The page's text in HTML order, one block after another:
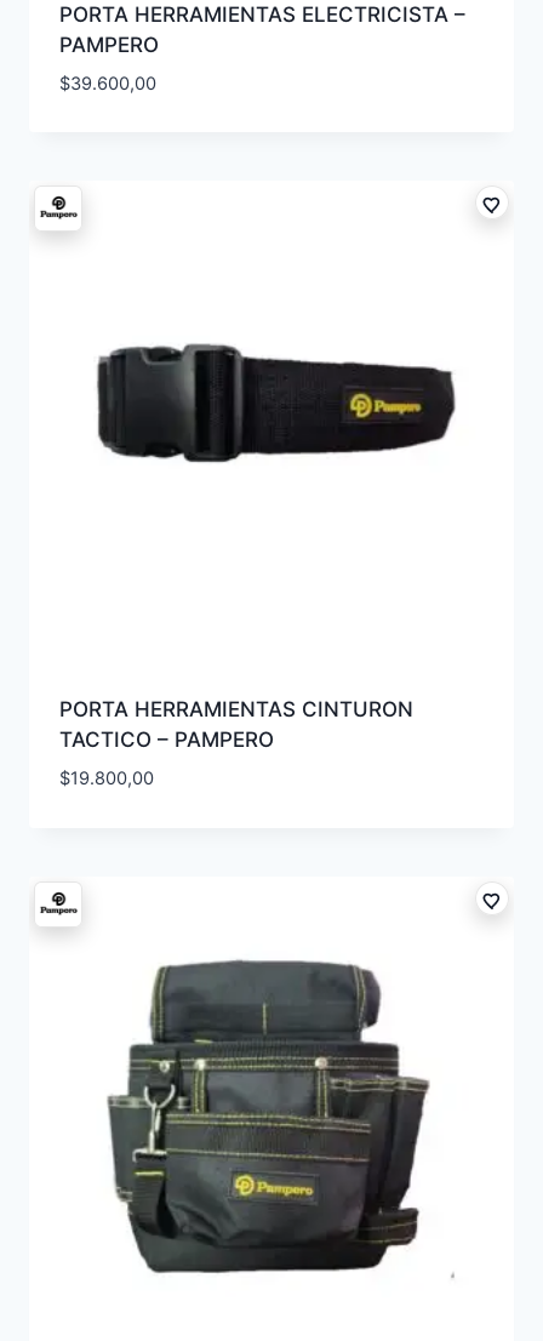
PORTA HERRAMIENTAS ELECTRICISTA –
PAMPERO
$39.600,00
PORTA HERRAMIENTAS CINTURON
TACTICO – PAMPERO
$19.800,00